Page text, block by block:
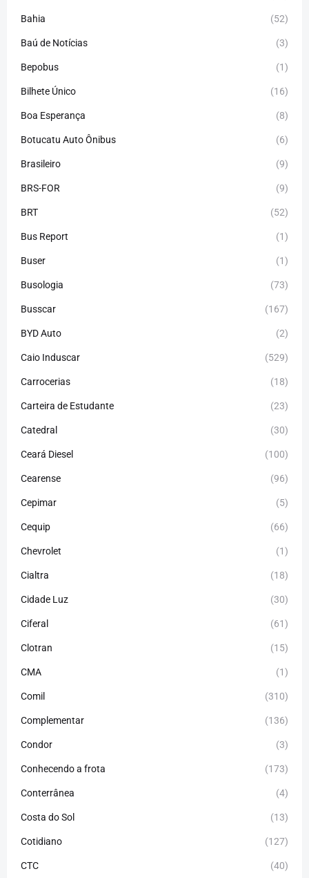
Bahia (52)
Baú de Notícias (3)
Bepobus (1)
Bilhete Único (16)
Boa Esperança (8)
Botucatu Auto Ônibus (6)
Brasileiro (9)
BRS-FOR (9)
BRT (52)
Bus Report (1)
Buser (1)
Busologia (73)
Busscar (167)
BYD Auto (2)
Caio Induscar (529)
Carrocerias (18)
Carteira de Estudante (23)
Catedral (30)
Ceará Diesel (100)
Cearense (96)
Cepimar (5)
Cequip (66)
Chevrolet (1)
Cialtra (18)
Cidade Luz (30)
Ciferal (61)
Clotran (15)
CMA (1)
Comil (310)
Complementar (136)
Condor (3)
Conhecendo a frota (173)
Conterrânea (4)
Costa do Sol (13)
Cotidiano (127)
CTC (40)